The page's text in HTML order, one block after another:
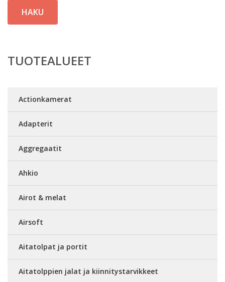
HAKU
TUOTEALUEET
Actionkamerat
Adapterit
Aggregaatit
Ahkio
Airot & melat
Airsoft
Aitatolpat ja portit
Aitatolppien jalat ja kiinnitystarvikkeet